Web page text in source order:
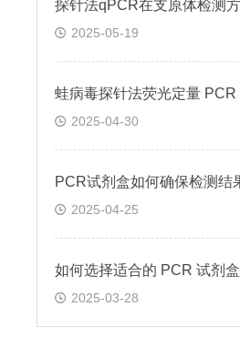
2025-05-19
2025-04-30
2025-04-25
如何选择适合的 PCR 试剂盒
2025-03-28